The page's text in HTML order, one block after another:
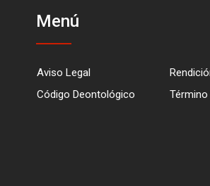
Menú
Aviso Legal
Código Deontológico